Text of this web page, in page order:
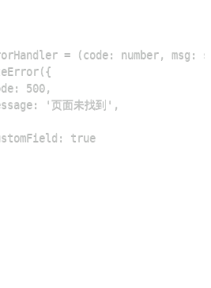
            myCustomField: true